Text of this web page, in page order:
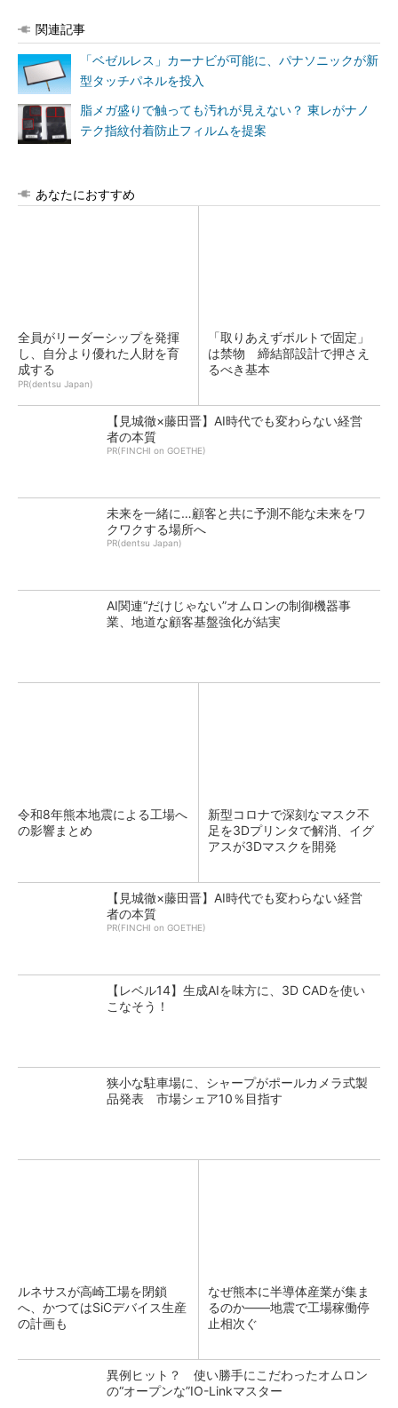
関連記事
「ベゼルレス」カーナビが可能に、パナソニックが新
型タッチパネルを投入
脂メガ盛りで触っても汚れが見えない？ 東レがナノ
テク指紋付着防止フィルムを提案
あなたにおすすめ
全員がリーダーシップを発揮
し、自分より優れた人財を育
成する
PR(dentsu Japan)
「取りあえずボルトで固定」
は禁物 締結部設計で押さえ
るべき基本
【見城徹×藤田晋】AI時代でも変わらない経営
者の本質
PR(FINCHI on GOETHE)
未来を一緒に…顧客と共に予測不能な未来をワ
クワクする場所へ
PR(dentsu Japan)
AI関連“だけじゃない”オムロンの制御機器事
業、地道な顧客基盤強化が結実
令和8年熊本地震による工場へ
の影響まとめ
新型コロナで深刻なマスク不
足を3Dプリンタで解消、イグ
アスが3Dマスクを開発
【見城徹×藤田晋】AI時代でも変わらない経営
者の本質
PR(FINCHI on GOETHE)
【レベル14】生成AIを味方に、3D CADを使い
こなそう！
狭小な駐車場に、シャープがポールカメラ式製
品発表 市場シェア10％目指す
ルネサスが高崎工場を閉鎖
へ、かつてはSiCデバイス生産
の計画も
なぜ熊本に半導体産業が集ま
るのか――地震で工場稼働停
止相次ぐ
異例ヒット？ 使い勝手にこだわったオムロン
の“オープンな”IO-Linkマスター